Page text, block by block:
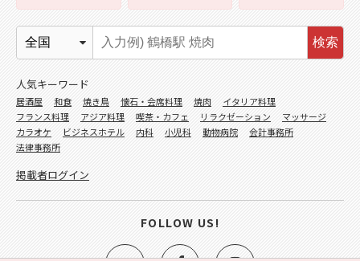
検索
人気キーワード
居酒屋 和食 焼き鳥 懐石・会席料理 焼肉
イタリア料理
フランス料理
アジア料理 喫茶・カフェ リラクゼーション
マッサージ
カラオケ
ビジネスホテル 内科 小児科 動物病院
会計事務所
法律事務所
掲載者ログイン
FOLLOW US!